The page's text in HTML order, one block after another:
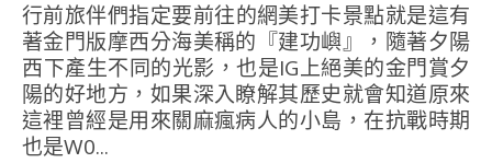
行前旅伴們指定要前往的網美打卡景點就是這有
著金門版摩西分海美稱的『建功嶼』，隨著夕陽
西下產生不同的光影，也是IG上絕美的金門賞夕
陽的好地方，如果深入瞭解其歷史就會知道原來
這裡曾經是用來關麻瘋病人的小島，在抗戰時期
也是W0...